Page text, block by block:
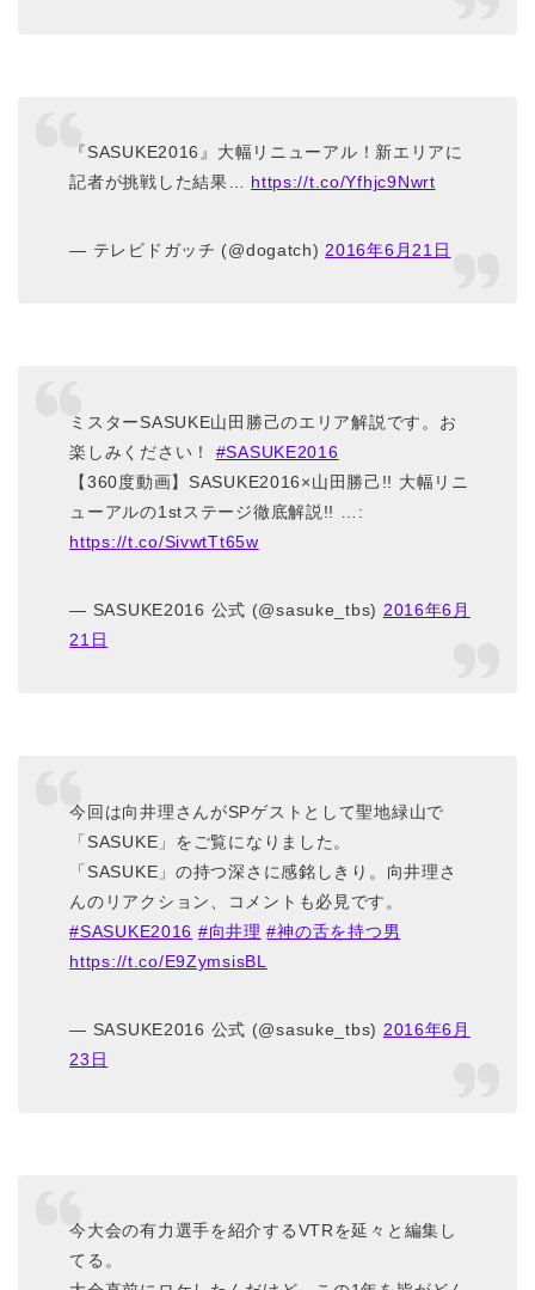
『SASUKE2016』大幅リニューアル！新エリアに
記者が挑戦した結果… https://t.co/Yfhjc9Nwrt
— テレビドガッチ (@dogatch)2016年6月21日
ミスターSASUKE山田勝己のエリア解説です。お
楽しみください！ #SASUKE2016
【360度動画】SASUKE2016×山田勝己!! 大幅リニ
ューアルの1stステージ徹底解説!! …:
https://t.co/SivwtTt65w
— SASUKE2016 公式 (@sasuke_tbs) 2016年6月
21日
今回は向井理さんがSPゲストとして聖地緑山で
「SASUKE」をご覧になりました。
「SASUKE」の持つ深さに感銘しきり。向井理さ
んのリアクション、コメントも必見です。
#SASUKE2016 #向井理 #神の舌を持つ男
https://t.co/E9ZymsisBL
— SASUKE2016 公式 (@sasuke_tbs) 2016年6月
23日
今大会の有力選手を紹介するVTRを延々と編集し
てる。